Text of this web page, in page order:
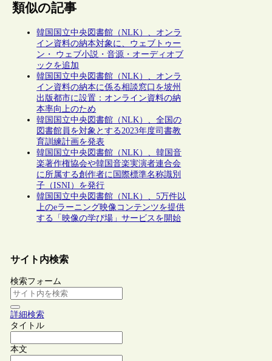
類似の記事
韓国国立中央図書館（NLK）、オンラ
イン資料の納本対象に、ウェブトゥー
ン・ ウェブ小説・音源・オーディオブ
ックを追加
韓国国立中央図書館（NLK）、オンラ
イン資料の納本に係る相談窓口を坡州
出版都市に設置：オンライン資料の納
本率向上のため
韓国国立中央図書館（NLK）、全国の
図書館員を対象とする2023年度司書教
育訓練計画を発表
韓国国立中央図書館（NLK）、韓国音
楽著作権協会や韓国音楽実演者連合会
に所属する創作者に国際標準名称識別
子（ISNI）を発行
韓国国立中央図書館（NLK）、5万件以
上のeラーニング映像コンテンツを提供
する「映像の学び場」サービスを開始
サイト内検索
検索フォーム
詳細検索
タイトル
本文